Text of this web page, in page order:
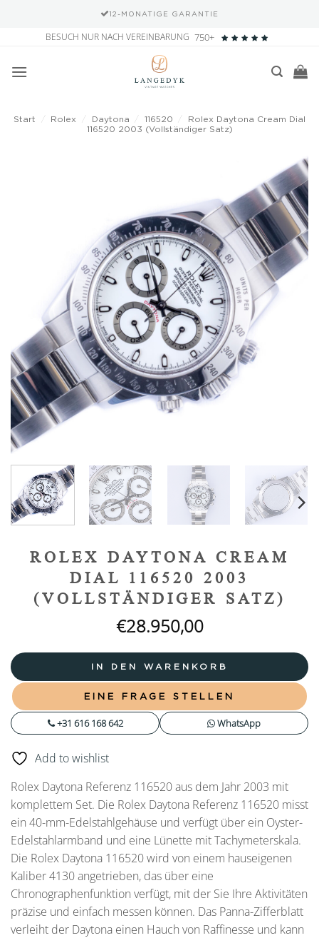
12-MONATIGE GARANTIE
springen
BESUCH NUR NACH VEREINBARUNG 750+
Start Rolex Daytona 116520
Rolex Daytona Cream Dial
116520 2003 (Vollständiger Satz)
Add to
wishlist
ROLEX DAYTONA CREAM
DIAL 116520 2003
(VOLLSTÄNDIGER SATZ)
€28.950,00
IN DEN WARENKORB
EINE FRAGE STELLEN
+31 616 168 642 WhatsApp
Add to wishlist
Rolex Daytona Referenz 116520 aus dem Jahr 2003 mit
komplettem Set. Die Rolex Daytona Referenz 116520 misst
ein 40-mm-Edelstahlgehäuse und verfügt über ein Oyster-
Edelstahlarmband und eine Lünette mit Tachymeterskala.
Die Rolex Daytona 116520 wird von einem hauseigenen
Kaliber 4130 angetrieben, das über eine
Chronographenfunktion verfügt, mit der Sie Ihre Aktivitäten
präzise und einfach messen können. Das Panna-Zifferblatt
verleiht der Daytona einen Hauch von Raffinesse und kann